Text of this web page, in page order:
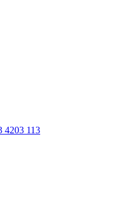
4203 113